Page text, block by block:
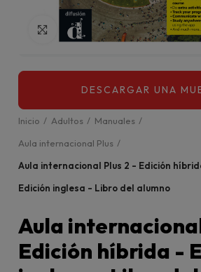
Click para agrandar
Inicio Adultos
Manuales
Aula internacional Plus
Aula internacional Plus 2 - Edición
Edición inglesa - Libro del alumno
Aula
Edición híbrida -